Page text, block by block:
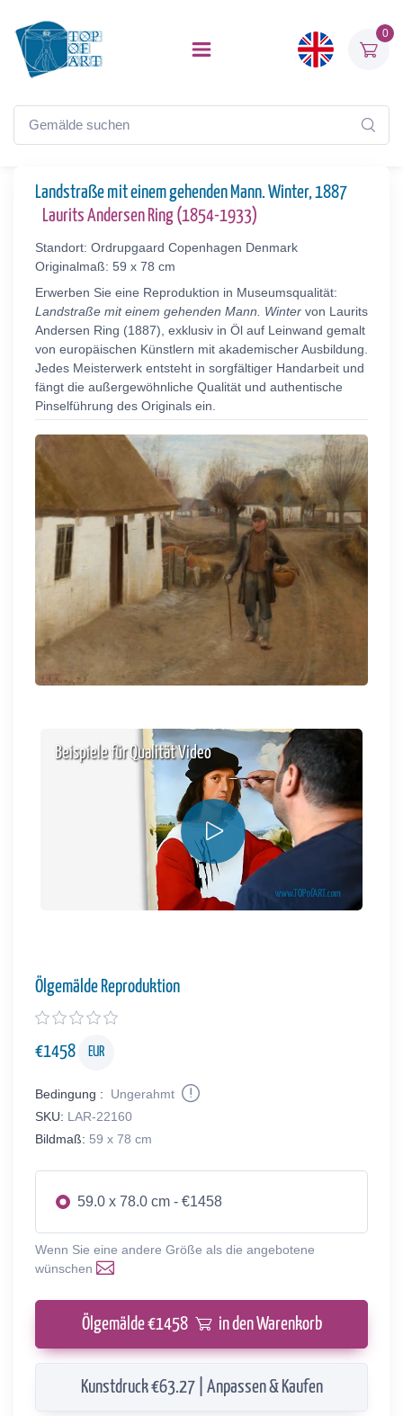
0
Landstraße mit einem gehenden Mann. Winter, 1887
Laurits Andersen Ring (1854-1933)
Standort: Ordrupgaard Copenhagen Denmark
Originalmaß: 59 x 78 cm
Erwerben Sie eine Reproduktion in Museumsqualität:
Landstraße mit einem gehenden Mann. Winter von Laurits
Andersen Ring (1887), exklusiv in Öl auf Leinwand gemalt
von europäischen Künstlern mit akademischer Ausbildung.
Jedes Meisterwerk entsteht in sorgfältiger Handarbeit und
fängt die außergewöhnliche Qualität und authentische
Pinselführung des Originals ein.
Beispiele für Qualität Video
Ölgemälde Reproduktion
€1458 EUR
Bedingung :
Ungerahmt
SKU: LAR-22160
Bildmaß: 59 x 78 cm
59.0 x 78.0 cm - €1458
Wenn Sie eine andere Größe als die angebotene
wünschen
Ölgemälde €1458 in den Warenkorb
Kunstdruck €63.27 | Anpassen & Kaufen